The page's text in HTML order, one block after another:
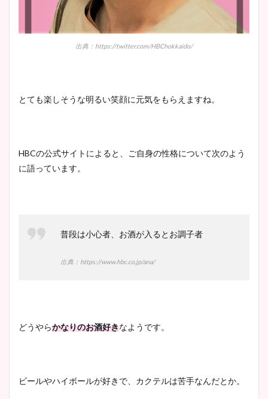
出典：https://twitter.com/HBChokkaido/
とても楽しそうな明るい笑顔に元気をもらえますね。
HBCの公式サイトによると、ご自身の性格について次のよう
に語っています。
普段は小心者、お酒が入るとお調子者
出典：https://www.hbc.co.jp/ana/
どうやらかなりのお酒好きなようです。
ビールやハイボールが好きで、カクテルは苦手なんだとか。